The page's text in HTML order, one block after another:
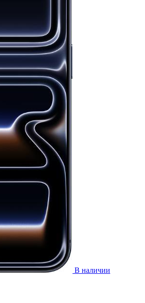
В наличии